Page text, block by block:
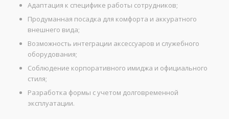
Адаптация к специфике работы сотрудников;
Продуманная посадка для комфорта и аккуратного
внешнего вида;
Возможность интеграции аксессуаров и служебного
оборудования;
Соблюдение корпоративного имиджа и официального
стиля;
Разработка формы с учетом долговременной
эксплуатации.